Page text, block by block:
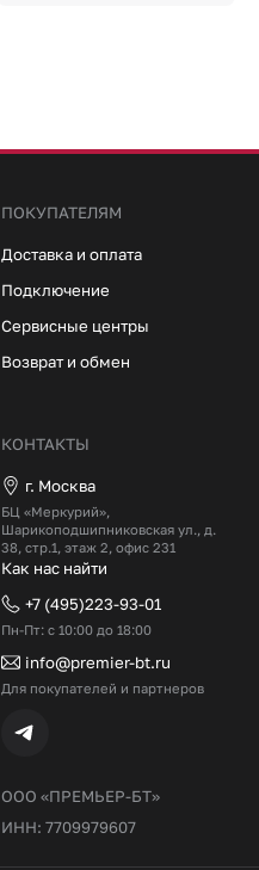
ООО «ПРЕМЬЕР-БТ»
ИНН: 7709979607
ПОКУПАТЕЛЯМ
Доставка и оплата
Подключение
Сервисные центры
Возврат и обмен
КОНТАКТЫ
г. Москва
БЦ «Меркурий»,
Шарикоподшипниковская ул., д.
38, стр.1, этаж 2, офис 231
Как нас найти
+7 (495)223-93-01
Пн-Пт: с 10:00 до 18:00
info@premier-bt.ru
Для покупателей и партнеров